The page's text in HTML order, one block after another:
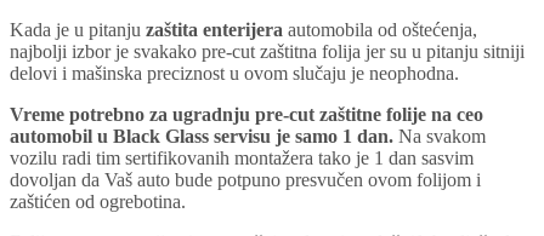
Kada je u pitanju zaštita enterijera automobila od oštećenja,
najbolji izbor je svakako pre-cut zaštitna folija jer su u pitanju sitniji
delovi i mašinska preciznost u ovom slučaju je neophodna.
Vreme potrebno za ugradnju pre-cut zaštitne folije na ceo
automobil u Black Glass servisu je samo 1 dan. Na svakom
vozilu radi tim sertifikovanih montažera tako je 1 dan sasvim
dovoljan da Vaš auto bude potpuno presvučen ovom folijom i
zaštićen od ogrebotina.